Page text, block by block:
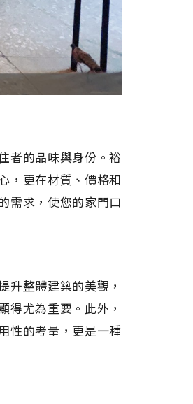
者的品味與身份。裕
，更在材質、價格和
需求，使您的家門口
升整體建築的美觀，
得尤為重要。此外，
性的考量，更是一種